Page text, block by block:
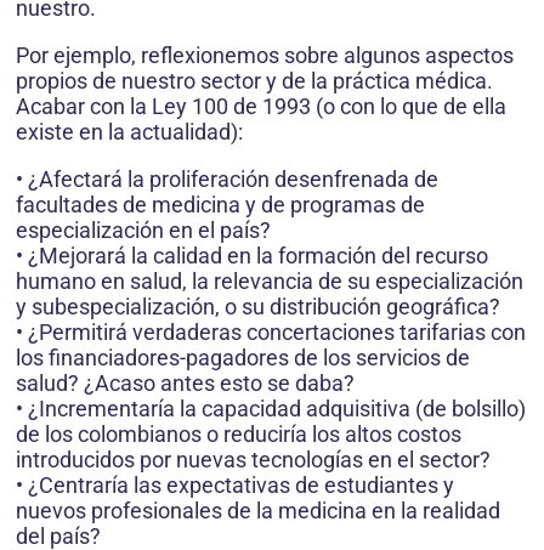
nuestro.
Por ejemplo, reflexionemos sobre algunos aspectos
propios de nuestro sector y de la práctica médica.
Acabar con la Ley 100 de 1993 (o con lo que de ella
existe en la actualidad):
• ¿Afectará la proliferación desenfrenada de
facultades de medicina y de programas de
especialización en el país?
• ¿Mejorará la calidad en la formación del recurso
humano en salud, la relevancia de su especialización
y subespecialización, o su distribución geográfica?
• ¿Permitirá verdaderas concertaciones tarifarias con
los financiadores-pagadores de los servicios de
salud? ¿Acaso antes esto se daba?
• ¿Incrementaría la capacidad adquisitiva (de bolsillo)
de los colombianos o reduciría los altos costos
introducidos por nuevas tecnologías en el sector?
• ¿Centraría las expectativas de estudiantes y
nuevos profesionales de la medicina en la realidad
del país?